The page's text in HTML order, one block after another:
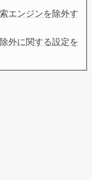
エンジンを除外す
外に関する設定を